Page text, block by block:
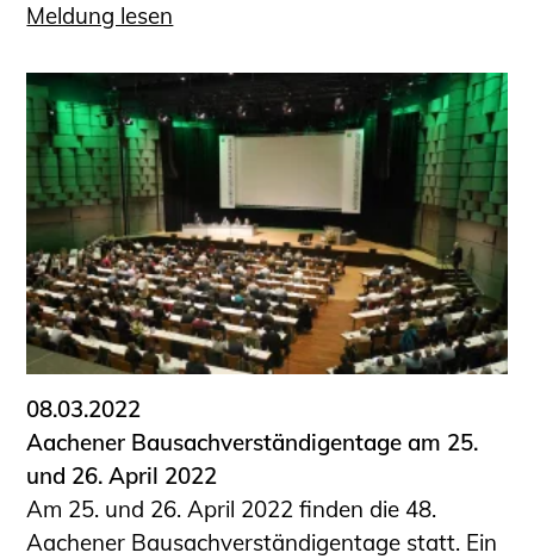
Meldung lesen
08.03.2022
Aachener Bausachverständigentage am 25.
und 26. April 2022
Am 25. und 26. April 2022 finden die 48.
Aachener Bausachverständigentage statt. Ein